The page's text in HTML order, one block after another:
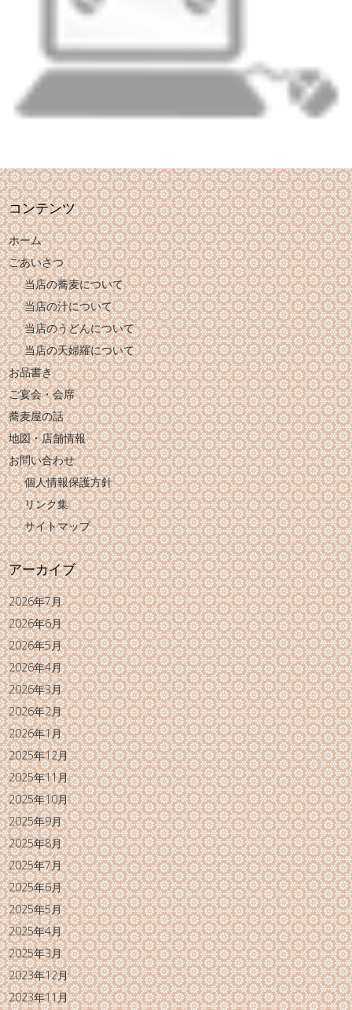
コンテンツ
ホーム
ごあいさつ
当店の蕎麦について
当店の汁について
当店のうどんについて
当店の天婦羅について
お品書き
ご宴会・会席
蕎麦屋の話
地図・店舗情報
お問い合わせ
個人情報保護方針
リンク集
サイトマップ
アーカイブ
2026年7月
2026年6月
2026年5月
2026年4月
2026年3月
2026年2月
2026年1月
2025年12月
2025年11月
2025年10月
2025年9月
2025年8月
2025年7月
2025年6月
2025年5月
2025年4月
2025年3月
2023年12月
2023年11月